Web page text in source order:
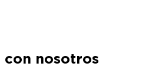
con nosotros